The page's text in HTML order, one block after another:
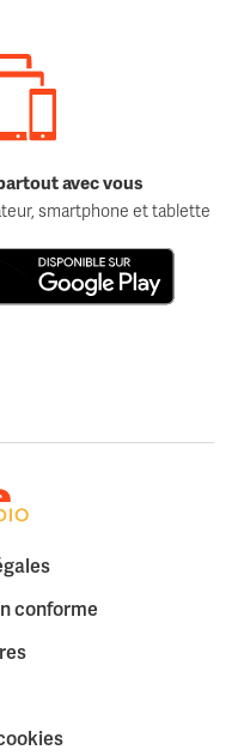
avec vous
smartphone et tablette
page d'accueil
conforme